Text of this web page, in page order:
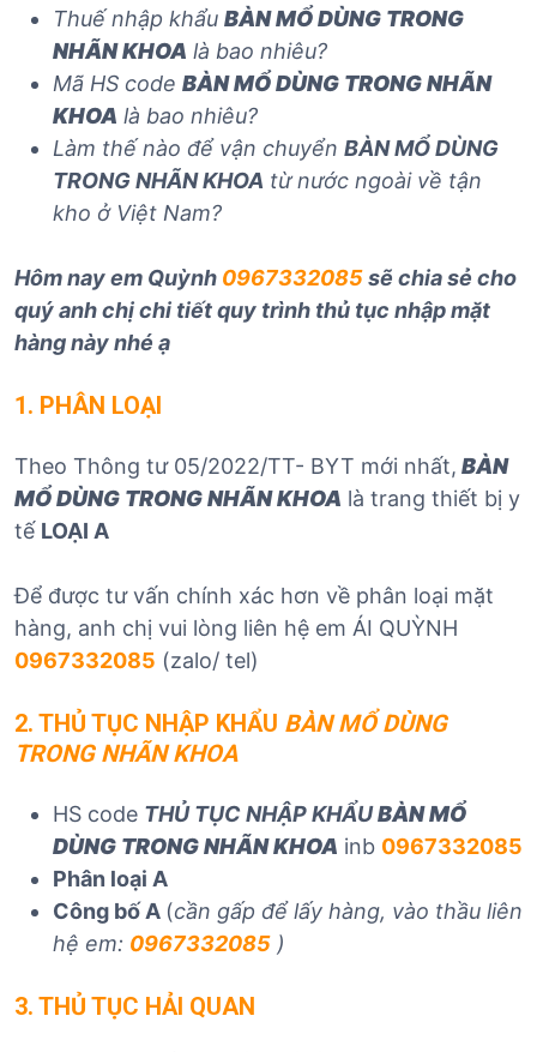
Thuế nhập khẩu BÀN MỔ DÙNG TRONG
NHÃN KHOA là bao nhiêu?
Mã HS code BÀN MỔ DÙNG TRONG NHÃN
KHOA là bao nhiêu?
Làm thế nào để vận chuyển BÀN MỔ DÙNG
TRONG NHÃN KHOA từ nước ngoài về tận
kho ở Việt Nam?
Hôm nay em Quỳnh 0967332085sẽ chia sẻ cho
quý anh chị chi tiết quy trình thủ tục nhập mặt
hàng này nhé ạ
1. PHÂN LOẠI
Theo Thông tư 05/2022/TT- BYT mới nhất, BÀN
MỔ DÙNG TRONG NHÃN KHOA là trang thiết bị y
tế LOẠI A
Để được tư vấn chính xác hơn về phân loại mặt
hàng, anh chị vui lòng liên hệ em ÁI QUỲNH
0967332085 (zalo/ tel)
2. THỦ TỤC NHẬP KHẨU BÀN MỔ DÙNG
TRONG NHÃN KHOA
HS code THỦ TỤC NHẬP KHẨUBÀN MỔ
DÙNG TRONG NHÃN KHOA inb 0967332085
Phân loại A
Công bố A (cần gấp để lấy hàng, vào thầu liên
hệ em: 0967332085 )
3. THỦ TỤC HẢI QUAN